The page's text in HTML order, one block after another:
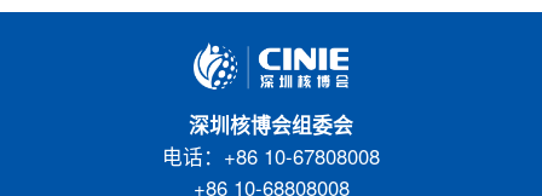
深圳核博会组委会
电话：+86 10-67808008
+86 10-68808008